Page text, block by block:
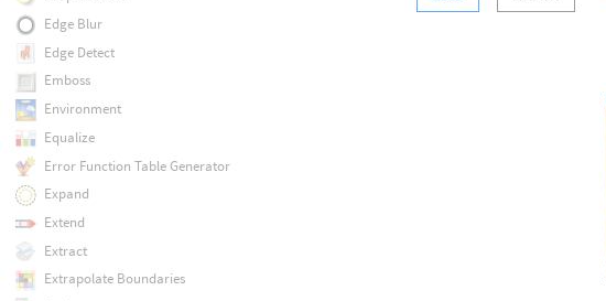
Edge Blur
Edge Detect
Emboss
Environment
Equalize
Error Function Table Generator
Expand
Extend
Extract
Extrapolate Boundaries